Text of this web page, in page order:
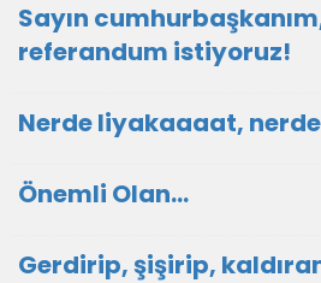
Sayın
referandum istiyoruz!
Nerde liyakaaaat,
Önemli Olan…
Gerdirip, şişirip,